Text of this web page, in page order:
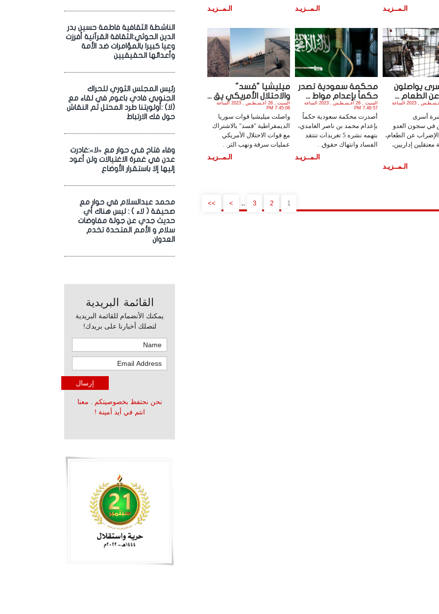
الناشطة الثقافية فاطمة حسين بدر
الدين الحوثي:الثقافة القرآنية أفرزت
وعيا كبيرا بالمؤامرات ضد الأمة
وأعدائها الحقيقيين
رئيس المجلس الثوري للحراك
الجنوبي فادي باعوم في لقاء مع
(لا) :أولويتنا طرد المحتل ثم النقاش
حول فك الارتباط
وفاء فتاح فـي حوار مع «لا»:غادرت
عدن في غمرة الاغتيالات ولن أعود
إليها إلا باستقرار الأوضاع
محمد عبدالسلام في حوار مع
صحيفة ( لاء ) : ليس هناك أي
حديث جدي عن جولة مفاوضات
سلام و الأمم المتحدة تخدم
العدوان
القائمة البريدية
يمكنك الأنضمام للقائمة البريدية
لتصلك أخبارنا على بريدك!
نحن نحتفظ بخصوصيتكم . معنا
انتم في أيد أمينة !
الـمــزيـد الـمــزيـد الـمــزيـد
يواصلون
عن الطعام ...
السبت , 26 أغـسـطـس , 2023 الساعة
أسرى
في سجون العدو
الإضراب عن الطعام،
معتقلين إداريين،
الـمــزيـد
محكمة سعودية تصدر
حكماً بإعدام مواط ...
السبت , 26 أغـسـطـس , 2023 الساعة
7:46:57 PM
أصدرت محكمة سعودية حكماً
بإعدام محمد بن ناصر الغامدي،
بتهمه نشره 5 تغريدات تنتقد
الفساد وانتهاك حقوق. .
الـمــزيـد
ميليشيا "قسد"
والاحتلال الأمريكي يق ...
السبت , 26 أغـسـطـس , 2023 الساعة
7:45:06 PM
واصلت ميليشيا قوات سوريا
الديمقراطية "قسد" بالاشتراك
مع قوات الاحتلال الأمريكي
عمليات سرقة ونهب الثر. .
الـمــزيـد
1
2
3
..
>
>>